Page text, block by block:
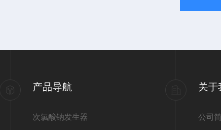
产品导航
次氯酸钠发生器
关于
公司